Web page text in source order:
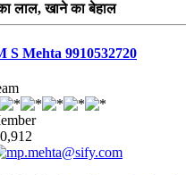
लाल, खाने का बेहाल
S Mehta 9910532720